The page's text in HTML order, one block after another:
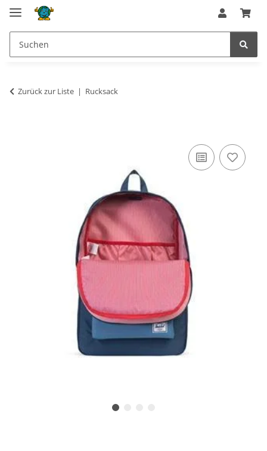
Zurück zur Liste Rucksack